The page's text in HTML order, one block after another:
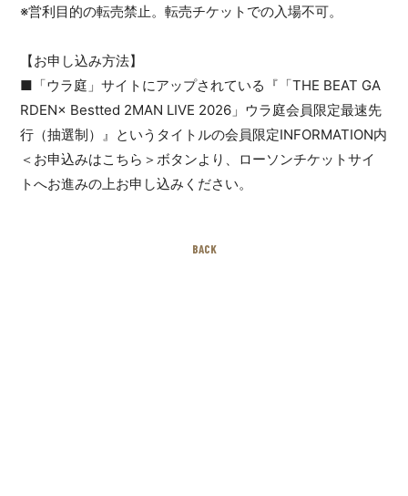
※営利目的の転売禁止。転売チケットでの入場不可。
【お申し込み方法】
■「ウラ庭」サイトにアップされている『「THE BEAT GA
RDEN× Bestted 2MAN LIVE 2026」ウラ庭会員限定最速先
行（抽選制）』というタイトルの会員限定INFORMATION内
＜お申込みはこちら＞ボタンより、ローソンチケットサイ
トへお進みの上お申し込みください。
BACK